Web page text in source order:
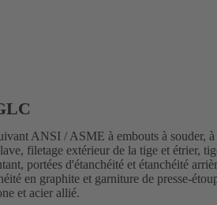
ANSI / ASME à embouts à souder, à
filetage extérieur de la tige et étrier,
portées d'étanchéité et étanchéité
en graphite et garniture de presse-
et acier allié.